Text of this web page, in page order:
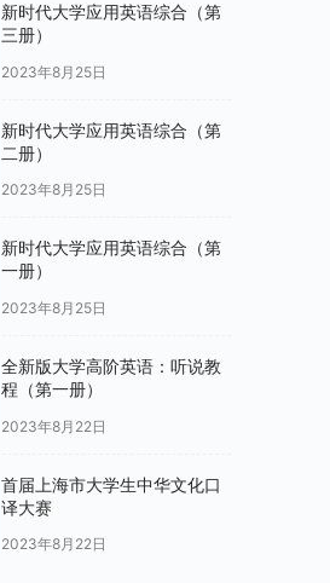
新时代大学应用英语综合（第
三册）
2023年8月25日
新时代大学应用英语综合（第
二册）
2023年8月25日
新时代大学应用英语综合（第
一册）
2023年8月25日
全新版大学高阶英语：听说教
程（第一册）
2023年8月22日
首届上海市大学生中华文化口
译大赛
2023年8月22日